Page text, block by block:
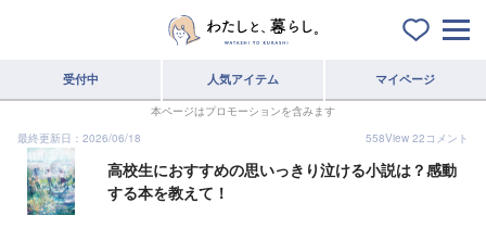
受付中 人気アイテム マイページ
本ページはプロモーションを含みます
最終更新日：2026/06/18
558View 22コメント
高校生におすすめの思いっきり泣ける小説は？感動
する本を教えて！